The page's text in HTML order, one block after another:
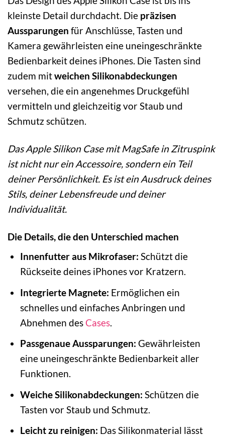
kleinste Detail durchdacht. Die präzisen
Aussparungen für Anschlüsse, Tasten und
Kamera gewährleisten eine uneingeschränkte
Bedienbarkeit deines iPhones. Die Tasten sind
zudem mitweichen Silikonabdeckungen
versehen, die ein angenehmes Druckgefühl
vermitteln und gleichzeitig vor Staub und
Schmutz schützen.
Das Apple Silikon Case mit MagSafe in Zitruspink
ist nicht nur ein Accessoire, sondern ein Teil
deiner Persönlichkeit. Es ist ein Ausdruck deines
Stils, deiner Lebensfreude und deiner
Individualität.
Die Details, die den Unterschied machen
Innenfutter aus Mikrofaser: Schützt die
Rückseite deines iPhones vor Kratzern.
Integrierte Magnete: Ermöglichen ein
schnelles und einfaches Anbringen und
Abnehmen des Cases.
Passgenaue Aussparungen: Gewährleisten
eine uneingeschränkte Bedienbarkeit aller
Funktionen.
Weiche Silikonabdeckungen: Schützen die
Tasten vor Staub und Schmutz.
Leicht zu reinigen: Das Silikonmaterial lässt